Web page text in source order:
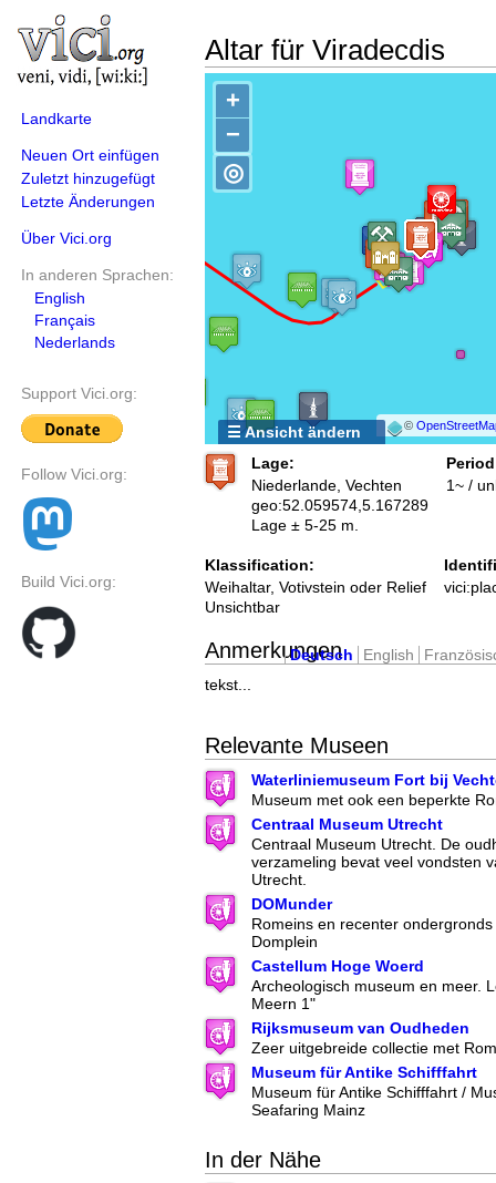
Landkarte
Neuen Ort einfügen
Zuletzt hinzugefügt
Letzte Änderungen
Über Vici.org
In anderen Sprachen:
English
Français
Nederlands
Support Vici.org:
Follow Vici.org:
Build Vici.org:
Altar für Viradecdis
+
−
©
◎
☰ Ansicht ändern
Lage:
Niederlande, Vechten
geo:52.059574,5.167289
Lage ± 5-25 m.
1~ /
Klassification:
Weihaltar, Votivstein oder Relief
Unsichtbar
Anmerkungen
Deutsch English
tekst...
Relevante Museen
Waterliniemuseum Fort bij
Museum met ook een beperkte
Centraal Museum Utrecht
Centraal Museum Utrecht. De
verzameling bevat veel vondsten
Utrecht.
DOMunder
Romeins en recenter
Domplein
Castellum Hoge Woerd
Archeologisch museum en meer.
Meern 1"
Rijksmuseum van Oudheden
Zeer uitgebreide collectie met
Museum für Antike Schifffahrt
Museum für Antike Schifffahrt /
Seafaring Mainz
In der Nähe